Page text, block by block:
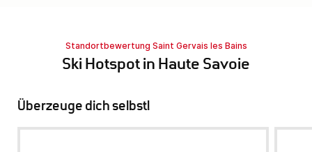
Standortbewertung Saint Gervais les Bains
Ski Hotspot in Haute Savoie
Überzeuge dich selbst!